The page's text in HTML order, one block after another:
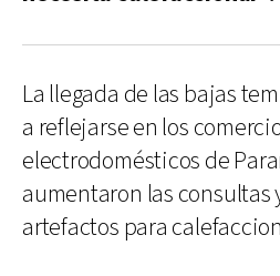
La llegada de las bajas
a reflejarse en los
electrodomésticos de
aumentaron las consultas
artefactos para